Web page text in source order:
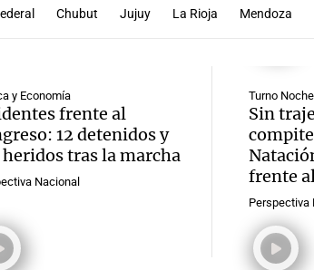
Chubut Jujuy La Rioja Mendoza
y Economía
frente al
12 detenidos y
heridos tras la marcha
Nacional
Turno Noche
Sin
frente
Perspectiva